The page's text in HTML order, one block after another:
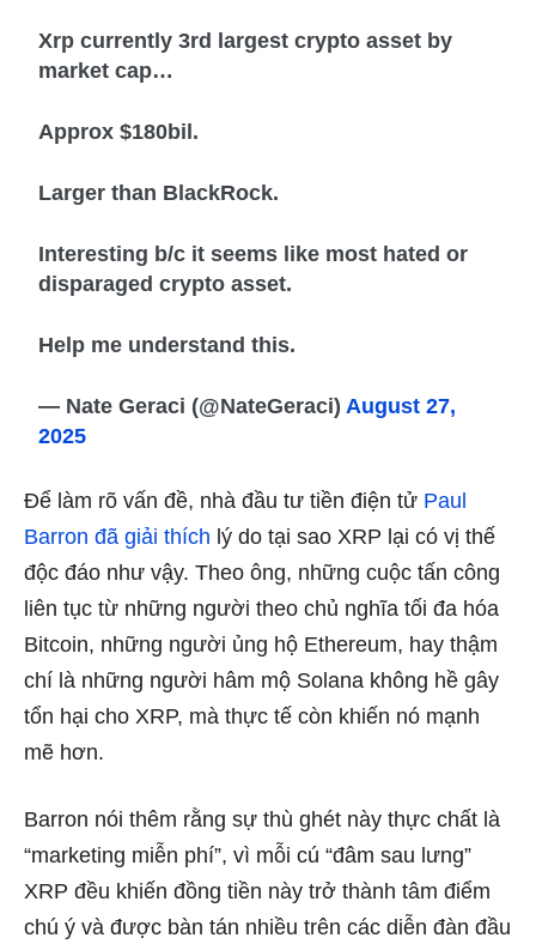
Xrp currently 3rd largest crypto asset by
market cap…
Approx $180bil.
Larger than BlackRock.
Interesting b/c it seems like most hated or
disparaged crypto asset.
Help me understand this.
— Nate Geraci (@NateGeraci)August 27,
2025
Để làm rõ vấn đề, nhà đầu tư tiền điện tử Paul
Barron đã giải thích lý do tại sao XRP lại có vị thế
độc đáo như vậy. Theo ông, những cuộc tấn công
liên tục từ những người theo chủ nghĩa tối đa hóa
Bitcoin, những người ủng hộ Ethereum, hay thậm
chí là những người hâm mộ Solana không hề gây
tổn hại cho XRP, mà thực tế còn khiến nó mạnh
mẽ hơn.
Barron nói thêm rằng sự thù ghét này thực chất là
“marketing miễn phí”, vì mỗi cú “đâm sau lưng”
XRP đều khiến đồng tiền này trở thành tâm điểm
chú ý và được bàn tán nhiều trên các diễn đàn đầu